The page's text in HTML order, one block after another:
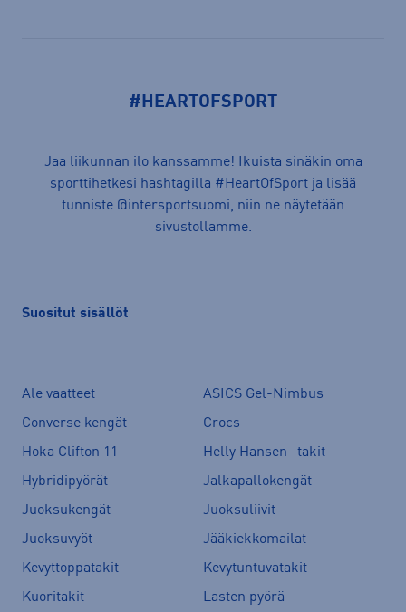
#HEARTOFSPORT
Jaa liikunnan ilo kanssamme! Ikuista sinäkin oma
sporttihetkesi hashtagilla #HeartOfSport ja lisää
tunniste @intersportsuomi, niin ne näytetään
sivustollamme.
Suositut sisällöt
Ale vaatteet
ASICS Gel-Nimbus
Converse kengät
Crocs
Hoka Clifton 11
Helly Hansen -takit
Hybridipyörät
Jalkapallokengät
Juoksukengät
Juoksuliivit
Juoksuvyöt
Jääkiekkomailat
Kevyttoppatakit
Kevytuntuvatakit
Kuoritakit
Lasten pyörä